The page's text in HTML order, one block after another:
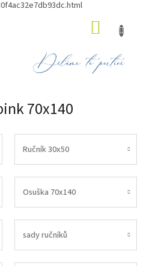
70x140
Ručník 30x50
Osuška 70x140
sady ručníků